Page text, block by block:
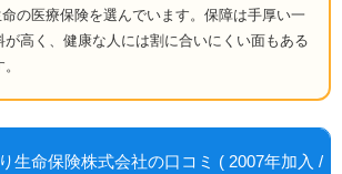
の医療保険を選んでいます。保障は手厚い一
高く、健康な人には割に合いにくい面もある
生命保険株式会社の口コミ ( 2007年加入 /